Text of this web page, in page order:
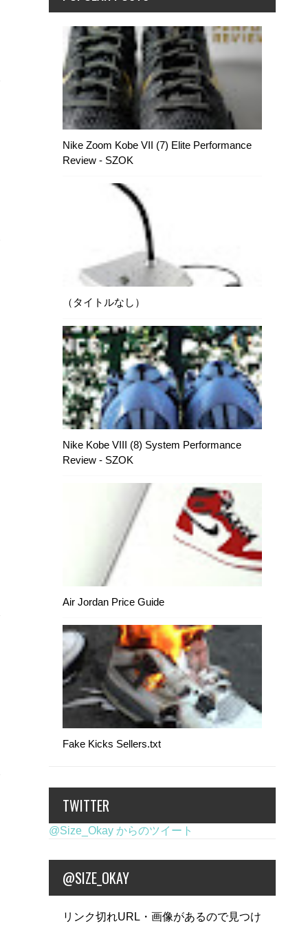
Nike Zoom Kobe VII (7) Elite Performance
Review - SZOK
（タイトルなし）
Nike Kobe VIII (8) System Performance
Review - SZOK
Air Jordan Price Guide
Fake Kicks Sellers.txt
TWITTER
@Size_Okay からのツイート
@SIZE_OKAY
リンク切れURL・画像があるので見つけ